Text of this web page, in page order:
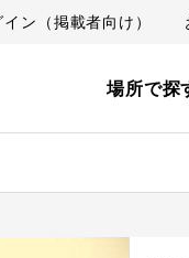
イン（掲載者向け）
場所で探